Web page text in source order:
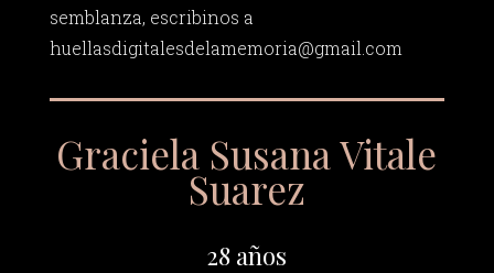
semblanza, escribinos a
huellasdigitalesdelamemoria@gmail.com
Graciela Susana Vitale
Suarez
28 años